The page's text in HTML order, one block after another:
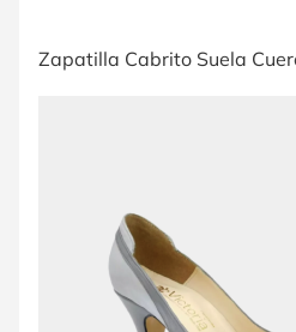
Zapatilla Cabrito Suela